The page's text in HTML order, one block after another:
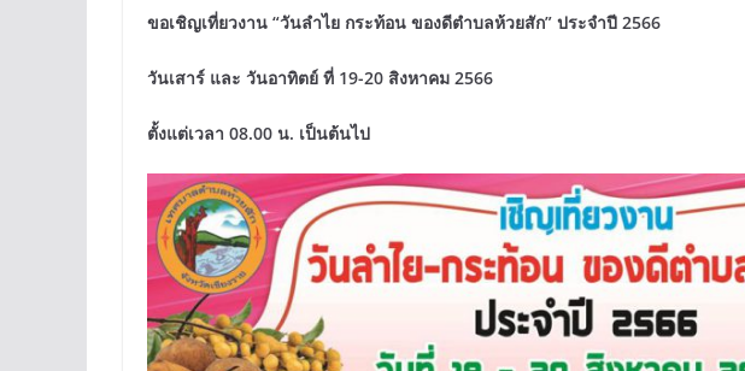
ขอเชิญเที่ยวงาน “วันลำไย กระท้อน ของดีตำบลห้วยสัก” ประจำปี 2566
วันเสาร์ และ วันอาทิตย์ ที่ 19-20 สิงหาคม 2566
ตั้งแต่เวลา 08.00 น. เป็นต้นไป